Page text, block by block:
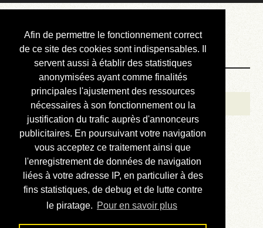
Afin de permettre le fonctionnement correct
de ce site des cookies sont indispensables. Il
servent aussi à établir des statistiques
anonymisées ayant comme finalités
principales l'ajustement des ressources
nécessaires à son fonctionnement ou la
justification du trafic auprès d'annonceurs
publicitaires. En poursuivant votre navigation
vous acceptez ce traitement ainsi que
l'enregistrement de données de navigation
liées à votre adresse IP, en particulier à des
fins statistiques, de debug et de lutte contre
le piratage. Pour en savoir plus
Courbis, « LE »
Blog Officiel
Bienvenue
Réalisations
Divers (et d’été)
Annonces
Liens externes
Téléchargement
Contact